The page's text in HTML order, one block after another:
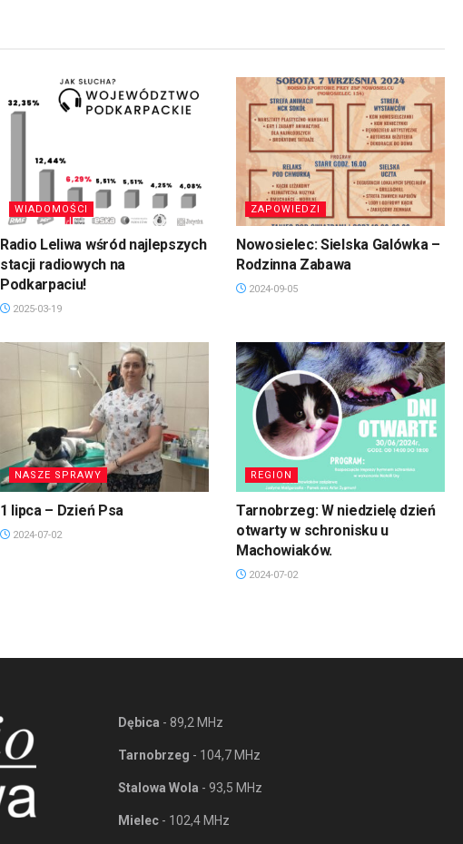
WIADOMOŚCI
Radio Leliwa wśród najlepszych
stacji radiowych na
Podkarpaciu!
2025-03-19
ZAPOWIEDZI
Nowosielec: Sielska Galówka –
Rodzinna Zabawa
2024-09-05
NASZE SPRAWY
1 lipca – Dzień Psa
2024-07-02
REGION
Tarnobrzeg: W niedzielę dzień
otwarty w schronisku u
Machowiaków.
2024-07-02
Dębica - 89,2 MHz
Tarnobrzeg - 104,7 MHz
Stalowa Wola - 93,5 MHz
Mielec - 102,4 MHz